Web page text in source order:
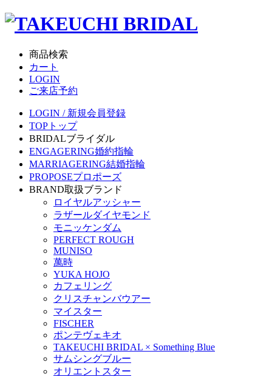
商品検索
カート
LOGIN
ご来店予約
LOGIN / 新規会員登録
TOP トップ
BRIDALブライダル
ENGAGERING婚約指輪
MARRIAGERING結婚指輪
PROPOSEプロポーズ
BRAND取扱ブランド
ロイヤルアッシャー
ラザールダイヤモンド
モニッケンダム
PERFECT ROUGH
MUNISO
萬時
YUKA HOJO
カフェリング
クリスチャンバウアー
マイスター
FISCHER
ポンテヴェキオ
TAKEUCHI BRIDAL × Something Blue
サムシングブルー
オリエントスター